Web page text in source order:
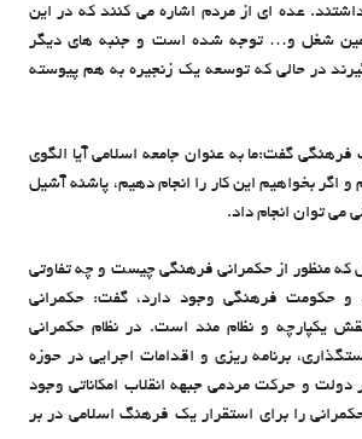
عده ای از مردم اشاره می کنند که در این
شغل و… توجه شده است و جنبه های دیگر
در حالی که توسعه یک زنجیره به هم پیوسته
فرهنگی گفت:ما به عنوان جامعه اسلامی آیا الگوی
و اگر بخواهیم این کار را انجام دهیم، پاشنه آشیل
می توان انجام داد.
که منظور از حکمرانی فرهنگی چیست و چه تفاوتی
و حکومت فرهنگی وجود دارد، گفت: حکمرانی
یکپارچه و نظام مند است. در نظام حکمرانی
برنامه ریزی و اقدامات اجرایی در حوزه
و حرکت مردمی جبهه انقلاب امکاناتی وجود
را برای استقرار یک فرهنگ اسلامی در بر